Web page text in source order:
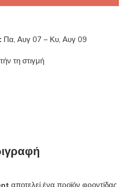
Πα, Αυγ 07 – Κυ, Αυγ 09
τη στιγμή
αποτελεί ένα προϊόν φροντίδας,